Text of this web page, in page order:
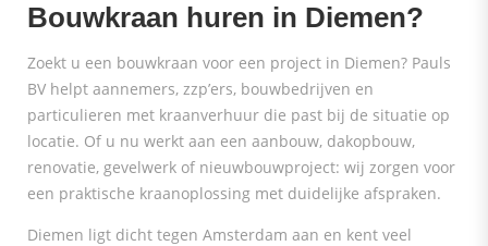
Bouwkraan huren in Diemen?
Zoekt u een bouwkraan voor een project in Diemen? Pauls
BV helpt aannemers, zzp’ers, bouwbedrijven en
particulieren met kraanverhuur die past bij de situatie op
locatie. Of u nu werkt aan een aanbouw, dakopbouw,
renovatie, gevelwerk of nieuwbouwproject: wij zorgen voor
een praktische kraanoplossing met duidelijke afspraken.
Diemen ligt dicht tegen Amsterdam aan en kent veel